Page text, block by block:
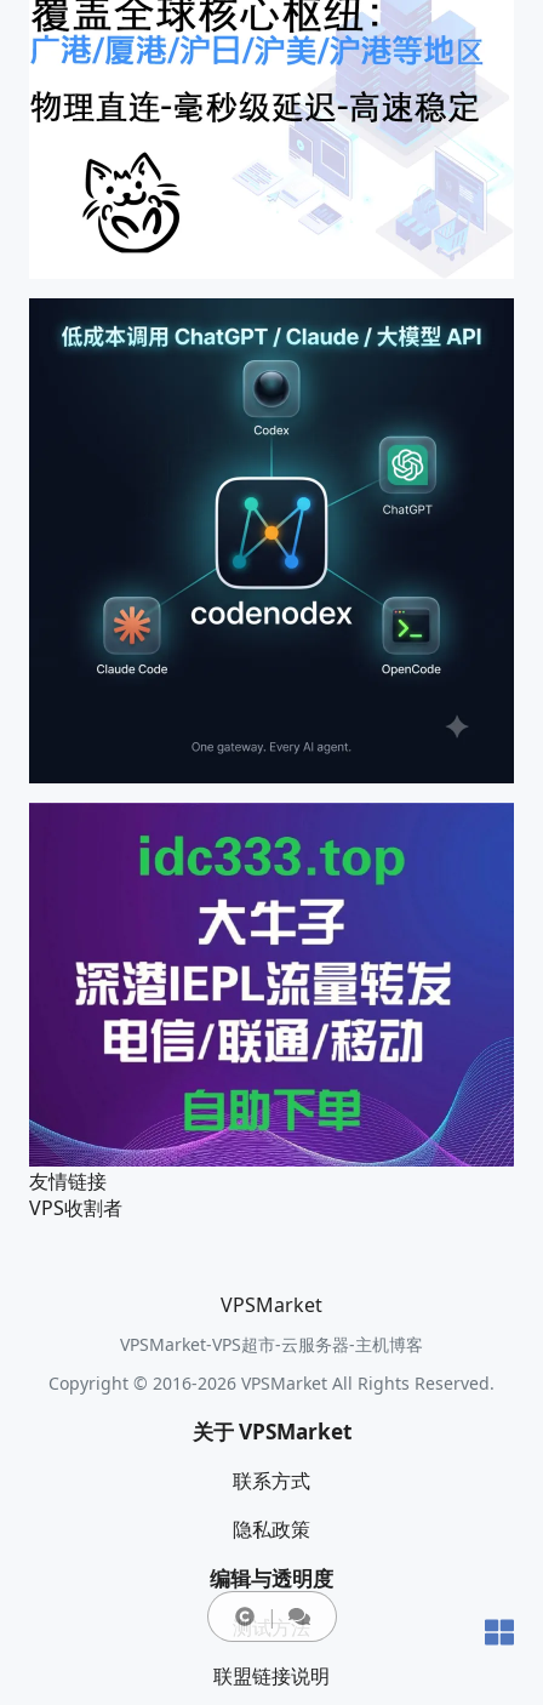
友情链接
VPS收割者
VPSMarket
VPSMarket-VPS超市-云服务器-主机博客
Copyright © 2016-2026 VPSMarket All Rights Reserved.
关于 VPSMarket
联系方式
隐私政策
编辑与透明度
测试方法
联盟链接说明